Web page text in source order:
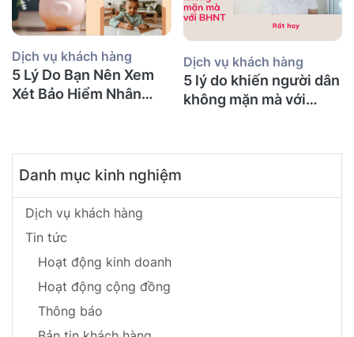
Dịch vụ khách hàng
5 Lý Do Bạn Nên Xem
Xét Bảo Hiểm Nhân
Dịch vụ khách hàng
5 lý do khiến người dân
không mặn mà với
Danh mục kinh nghiệm
Dịch vụ khách hàng
Tin tức
Hoạt động kinh doanh
Hoạt động cộng đồng
Thông báo